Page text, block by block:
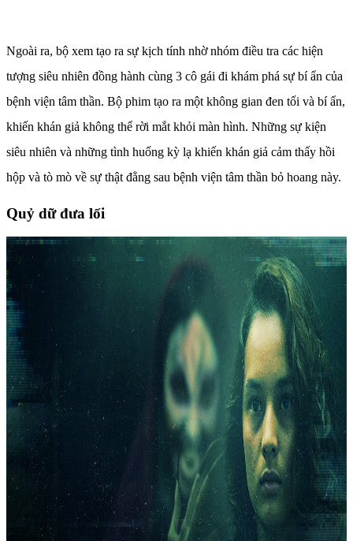
Ngoài ra, bộ xem tạo ra sự kịch tính nhờ nhóm điều tra các hiện
tượng siêu nhiên đồng hành cùng 3 cô gái đi khám phá sự bí ẩn của
bệnh viện tâm thần. Bộ phim tạo ra một không gian đen tối và bí ẩn,
khiến khán giả không thể rời mắt khỏi màn hình. Những sự kiện
siêu nhiên và những tình huống kỳ lạ khiến khán giả cảm thấy hồi
hộp và tò mò về sự thật đằng sau bệnh viện tâm thần bỏ hoang này.
Quỷ dữ đưa lối